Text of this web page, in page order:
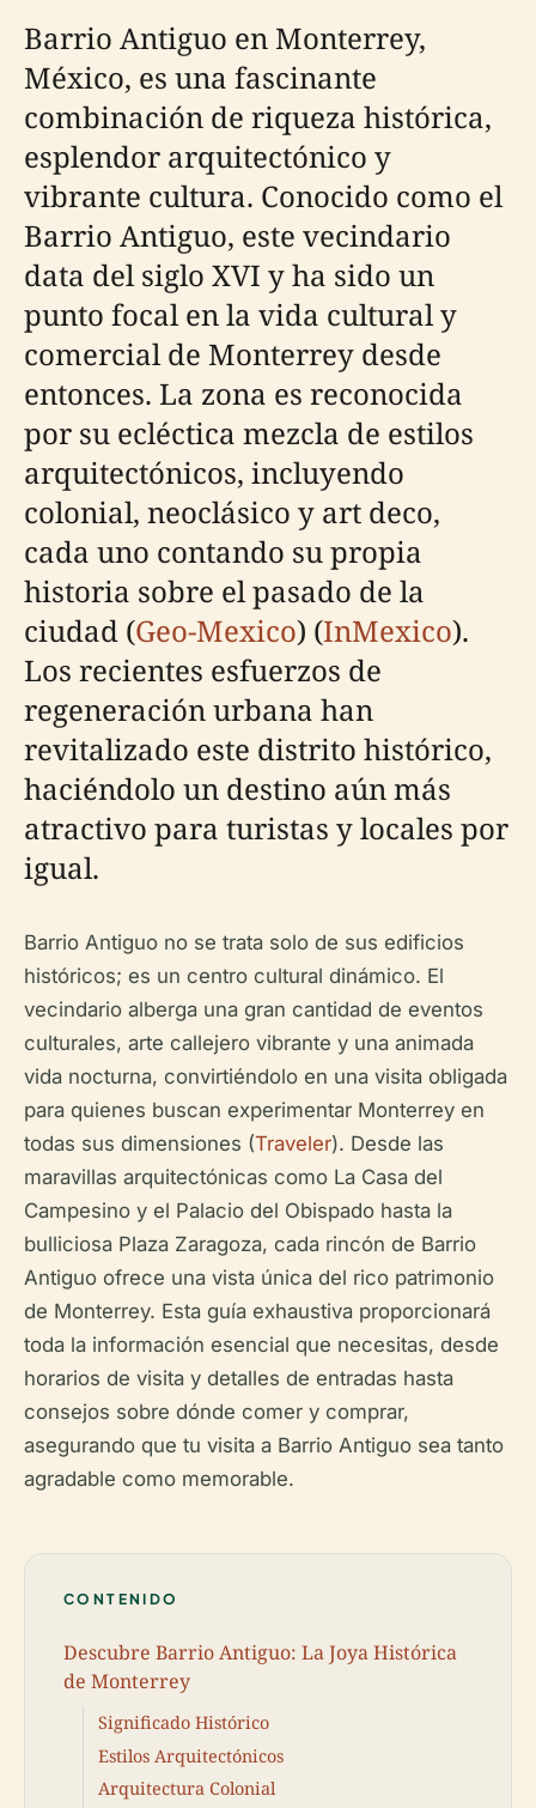
Barrio Antiguo en Monterrey,
México, es una fascinante
combinación de riqueza histórica,
esplendor arquitectónico y
vibrante cultura. Conocido como el
Barrio Antiguo, este vecindario
data del siglo XVI y ha sido un
punto focal en la vida cultural y
comercial de Monterrey desde
entonces. La zona es reconocida
por su ecléctica mezcla de estilos
arquitectónicos, incluyendo
colonial, neoclásico y art deco,
cada uno contando su propia
historia sobre el pasado de la
ciudad (Geo-Mexico) (InMexico).
Los recientes esfuerzos de
regeneración urbana han
revitalizado este distrito histórico,
haciéndolo un destino aún más
atractivo para turistas y locales por
igual.
Barrio Antiguo no se trata solo de sus edificios
históricos; es un centro cultural dinámico. El
vecindario alberga una gran cantidad de eventos
culturales, arte callejero vibrante y una animada
vida nocturna, convirtiéndolo en una visita obligada
para quienes buscan experimentar Monterrey en
todas sus dimensiones (Traveler). Desde las
maravillas arquitectónicas como La Casa del
Campesino y el Palacio del Obispado hasta la
bulliciosa Plaza Zaragoza, cada rincón de Barrio
Antiguo ofrece una vista única del rico patrimonio
de Monterrey. Esta guía exhaustiva proporcionará
toda la información esencial que necesitas, desde
horarios de visita y detalles de entradas hasta
consejos sobre dónde comer y comprar,
asegurando que tu visita a Barrio Antiguo sea tanto
agradable como memorable.
CONTENIDO
Descubre Barrio Antiguo: La Joya Histórica
de Monterrey
Significado Histórico
Estilos Arquitectónicos
Arquitectura Colonial